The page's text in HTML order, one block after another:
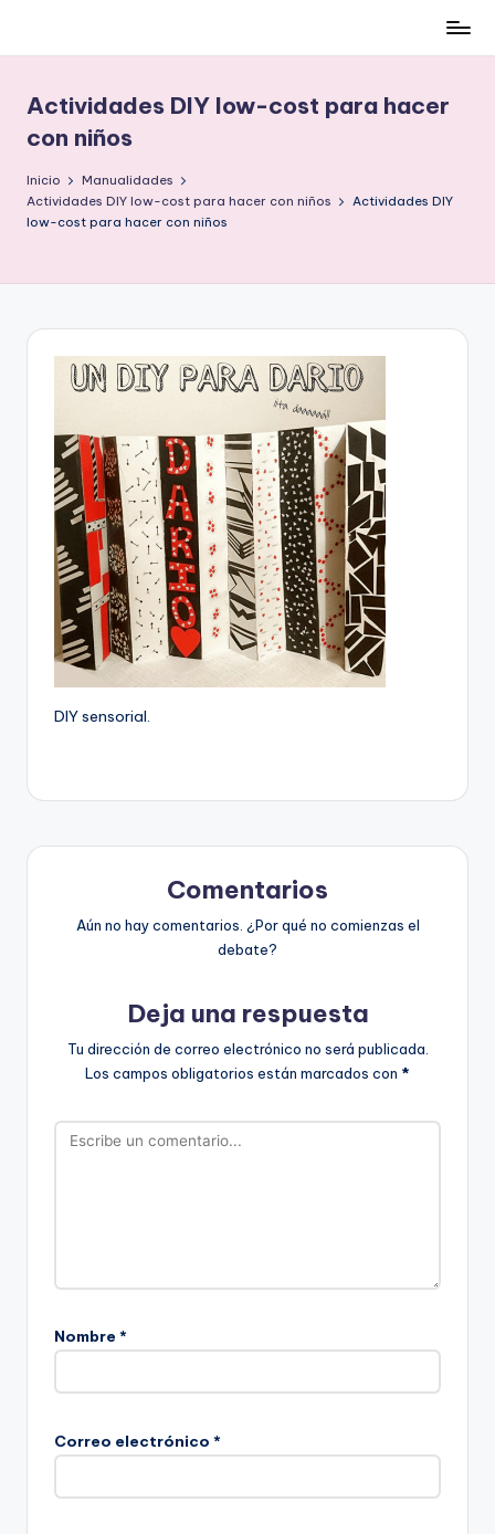
contenido
low-
cost
y
morir
en
Actividades DIY low-cost para hacer
con niños
Inicio
Manualidades
Actividades DIY low-cost para hacer con niños
Actividades DIY
low-cost para hacer con niños
DIY sensorial.
Comentarios
Aún no hay comentarios. ¿Por qué no comienzas el
debate?
Deja una respuesta
Tu dirección de correo electrónico no será publicada.
Los campos obligatorios están marcados con *
Nombre *
Correo electrónico *